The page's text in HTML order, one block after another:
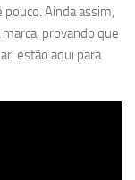
Ainda assim,
provando que
estão aqui para